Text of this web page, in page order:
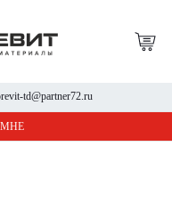
td@partner72.ru
МНЕ